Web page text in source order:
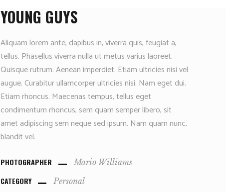
YOUNG GUYS
Aliquam lorem ante, dapibus in, viverra quis, feugiat a,
tellus. Phasellus viverra nulla ut metus varius laoreet.
Quisque rutrum. Aenean imperdiet. Etiam ultricies nisi vel
augue. Curabitur ullamcorper ultricies nisi. Nam eget dui.
Etiam rhoncus. Maecenas tempus, tellus eget
condimentum rhoncus, sem quam semper libero, sit
amet adipiscing sem neque sed ipsum. Nam quam nunc,
blandit vel.
PHOTOGRAPHER Mario Williams
CATEGORY Personal